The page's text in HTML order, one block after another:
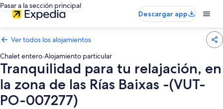
Pasar a la sección principal
Descargar app
Ver todos los alojamientos
Chalet entero·Alojamiento particular
Tranquilidad para tu relajación, en
la zona de las Rías Baixas -(VUT-
PO-007277)